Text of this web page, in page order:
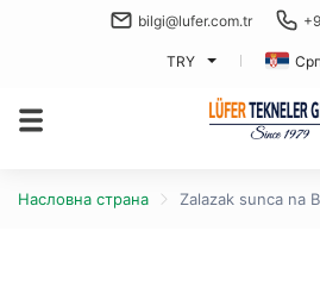
bilgi@lufer.com.tr
TRY
Насловна страна Zalazak sunca na